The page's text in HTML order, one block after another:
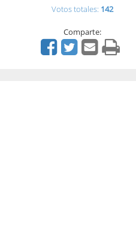
Votos totales: 142
Comparte: